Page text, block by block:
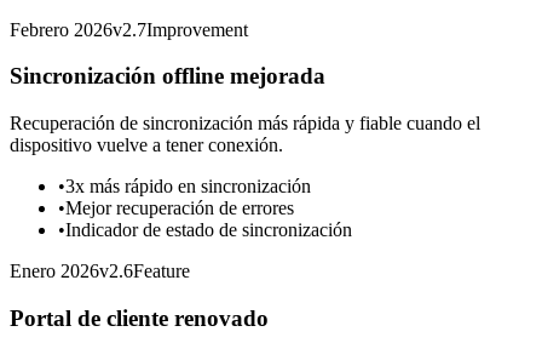
Febrero 2026v2.7Improvement
Sincronización offline mejorada
Recuperación de sincronización más rápida y fiable cuando el
dispositivo vuelve a tener conexión.
•3x más rápido en sincronización
•Mejor recuperación de errores
•Indicador de estado de sincronización
Enero 2026v2.6Feature
Portal de cliente renovado